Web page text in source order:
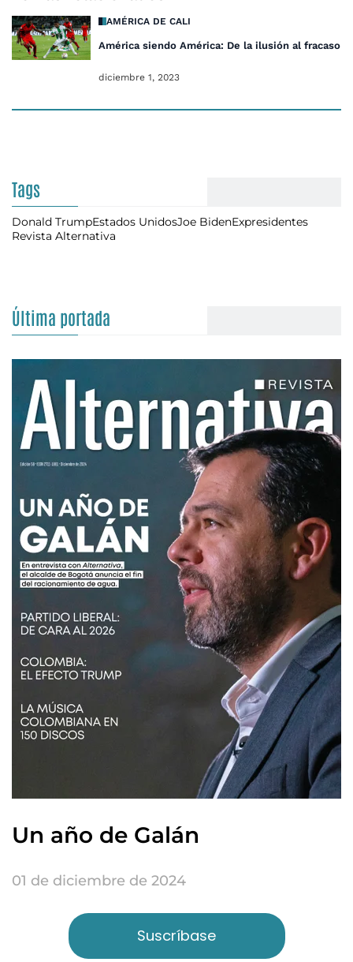
AMÉRICA DE CALI
América siendo América: De la ilusión al fracaso
diciembre 1, 2023
Tags
Donald TrumpEstados UnidosJoe BidenExpresidentes
Revista Alternativa
Última portada
Un año de Galán
01 de diciembre de 2024
Suscríbase